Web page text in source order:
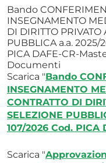
Bando
INSEGNAMENTO
DI DIRITTO PRIVATO
PUBBLICA a.a. 2025/
PICA DAFE-CR-
Documenti
Scarica "Bando
INSEGNAMENTO
CONTRATTO DI
SELEZIONE
107/2026 Cod. PICA
Scarica "